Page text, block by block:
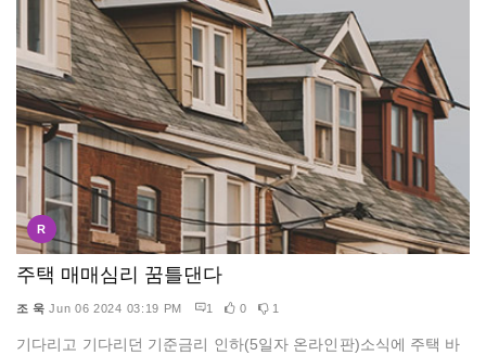
R
주택 매매심리 꿈틀댄다
조 욱 Jun 06 2024 03:19 PM 1 0 1
기다리고 기다리던 기준금리 인하(5일자 온라인판)소식에 주택 바